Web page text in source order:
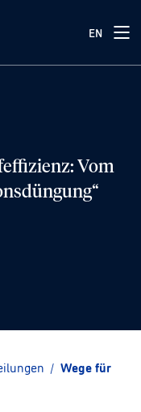
EN
Vom
/ Wege für